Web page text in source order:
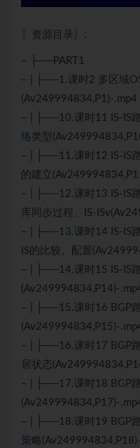
〖资源目录〗:
– ├──PART1
– | ├──1.课时2 多区域
(Av249994834,P1)-.mp4
– | ├──10.课时11 IS-IS
络类型
– | ├──11.课时12 IS-IS
的建立
– | ├──12.课时13 IS-IS
库同步过程、IS-
– | ├──13.课时14 IS-IS
IS的比较、配置
– | ├──14.课时15 IS-IS
(Av249994834,P14)-
– | ├──15.课时16 BGP
(Av249994834,P15)-
– | ├──16.课时17 BGP
居状态
– | ├──17.课时18 BGP
(Av249994834,P17)-
– | ├──18.课时19 BGP
策略